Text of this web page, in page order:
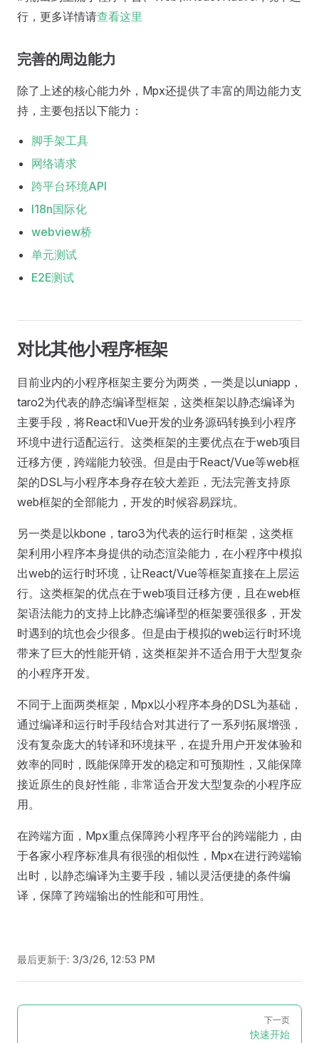
行，更多详情请查看这里
完善的周边能力
除了上述的核心能力外，Mpx还提供了丰富的周边能力支
持，主要包括以下能力：
脚手架工具
网络请求
跨平台环境API
I18n国际化
webview桥
单元测试
E2E测试
对比其他小程序框架
目前业内的小程序框架主要分为两类，一类是以uniapp，
taro2为代表的静态编译型框架，这类框架以静态编译为
主要手段，将React和Vue开发的业务源码转换到小程序
环境中进行适配运行。这类框架的主要优点在于web项目
迁移方便，跨端能力较强。但是由于React/Vue等web框
架的DSL与小程序本身存在较大差距，无法完善支持原
web框架的全部能力，开发的时候容易踩坑。
另一类是以kbone，taro3为代表的运行时框架，这类框
架利用小程序本身提供的动态渲染能力，在小程序中模拟
出web的运行时环境，让React/Vue等框架直接在上层运
行。这类框架的优点在于web项目迁移方便，且在web框
架语法能力的支持上比静态编译型的框架要强很多，开发
时遇到的坑也会少很多。但是由于模拟的web运行时环境
带来了巨大的性能开销，这类框架并不适合用于大型复杂
的小程序开发。
不同于上面两类框架，Mpx以小程序本身的DSL为基础，
通过编译和运行时手段结合对其进行了一系列拓展增强，
没有复杂庞大的转译和环境抹平，在提升用户开发体验和
效率的同时，既能保障开发的稳定和可预期性，又能保障
接近原生的良好性能，非常适合开发大型复杂的小程序应
用。
在跨端方面，Mpx重点保障跨小程序平台的跨端能力，由
于各家小程序标准具有很强的相似性，Mpx在进行跨端输
出时，以静态编译为主要手段，辅以灵活便捷的条件编
译，保障了跨端输出的性能和可用性。
最后更新于: 3/3/26, 12:53 PM
Pager
下一页
快速开始